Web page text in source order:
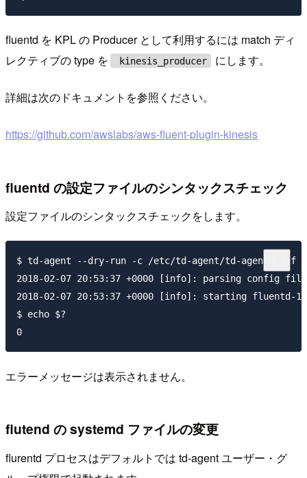
fluentd を KPL の Producer として利用するには match ディ
レクティブの type を
kinesis_producer にします。
詳細は次のドキュメントを参照ください。
https://github.com/awslabs/aws-fluent-plugin-kinesis
fluentd の設定ファイルのシンタックスチェック
設定ファイルのシンタックスチェックをします。
$ td-agent --dry-run -c /etc/td-agent/td-agent.conf
2018-02-07 20:53:37 +0000 [info]: parsing config
2018-02-07 20:53:37 +0000 [info]: starting fluentd-
$ echo $?
エラーメッセージは表示されません。
flutend の systemd ファイルの変更
flurentd プロセスはデフォルトでは td-agent ユーザー・グ